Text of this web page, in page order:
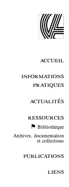
accueil
informations
pratiques
actualités
ressources
Bibliothèque
Archives, documentation
et collections
publications
liens